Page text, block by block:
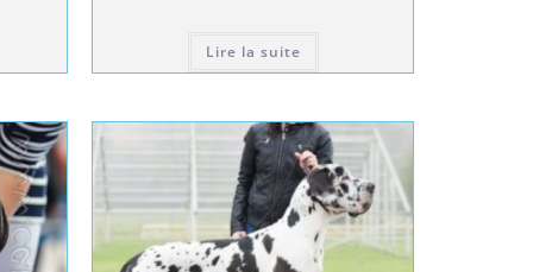
Lire la suite